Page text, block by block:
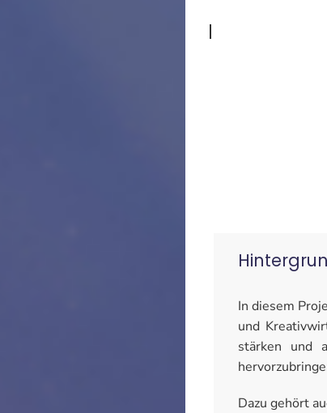
In diesem
und
stärken und
Dazu gehört